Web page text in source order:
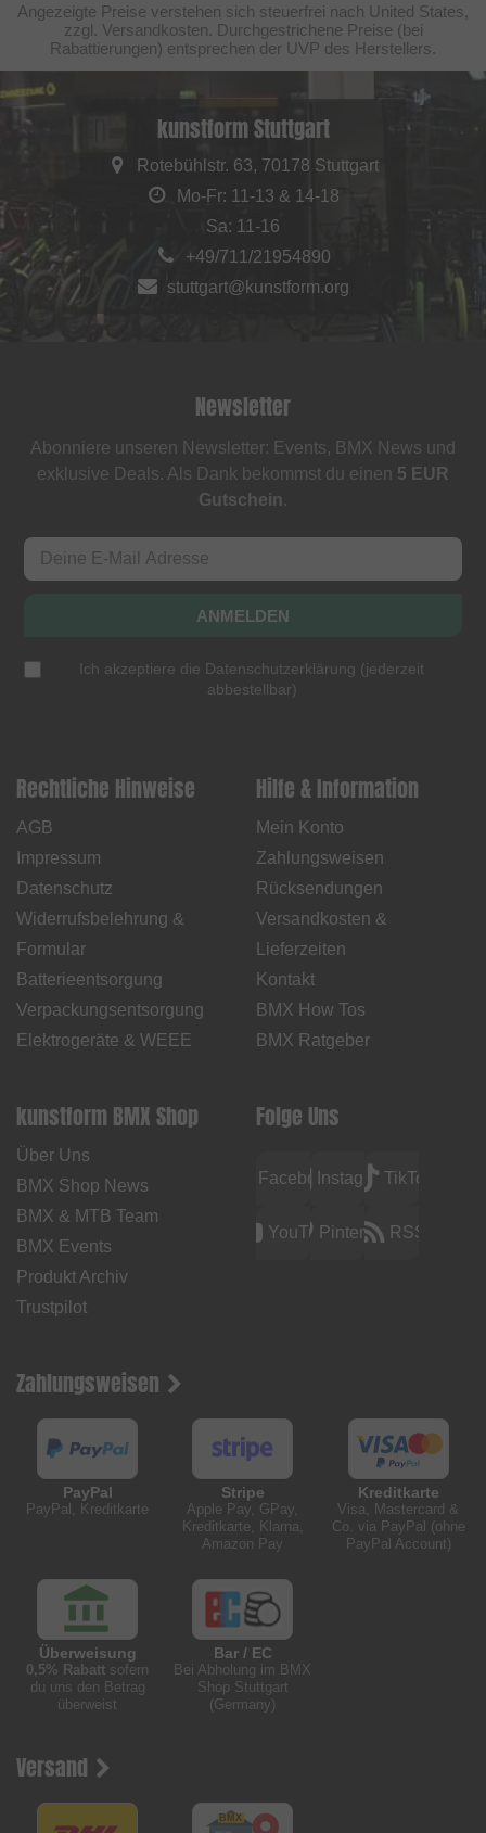
Angezeigte Preise verstehen sich steuerfrei nach United States,
zzgl. Versandkosten. Durchgestrichene Preise (bei
Rabattierungen) entsprechen der UVP des Herstellers.
kunstform Stuttgart
Rotebühlstr. 63, 70178 Stuttgart
Mo-Fr: 11-13 & 14-18
Sa: 11-16
+49/711/21954890
stuttgart@kunstform.org
Newsletter
Abonniere unseren Newsletter: Events, BMX News und
exklusive Deals. Als Dank bekommst du einen 5 EUR
Gutschein.
ANMELDEN
Ich akzeptiere die Datenschutzerklärung (jederzeit
abbestellbar)
Rechtliche Hinweise
AGB
Impressum
Datenschutz
Widerrufsbelehrung &
Formular
Batterieentsorgung
Verpackungsentsorgung
Elektrogeräte & WEEE
Hilfe & Information
Mein Konto
Zahlungsweisen
Rücksendungen
Versandkosten &
Lieferzeiten
Kontakt
BMX How Tos
BMX Ratgeber
kunstform BMX Shop
Über Uns
BMX Shop News
BMX & MTB Team
BMX Events
Produkt Archiv
Trustpilot
Folge Uns
FacebookInstagramTikTok
YouTubePinterest RSS
Zahlungsweisen
PayPal
PayPal, Kreditkarte
Stripe
Apple Pay, GPay,
Kreditkarte, Klarna,
Amazon Pay
Kreditkarte
Visa, Mastercard &
Co. via PayPal (ohne
PayPal Account)
Überweisung
0,5% Rabatt sofern
du uns den Betrag
überweist
Bar / EC
Bei Abholung im BMX
Shop Stuttgart
(Germany)
Versand